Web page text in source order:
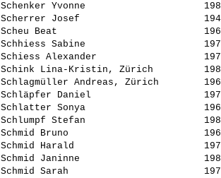
Schenker Yvonne
Scherrer Josef
Scheu Beat
Schhiess Sabine
Schiess Alexander
Schink Lina-Kristin, Zürich
Schlagmüller Andreas, Zürich
Schläpfer Daniel
Schlatter Sonya
Schlumpf Stefan
Schmid Bruno
Schmid Harald
Schmid Janinne
Schmid Sarah